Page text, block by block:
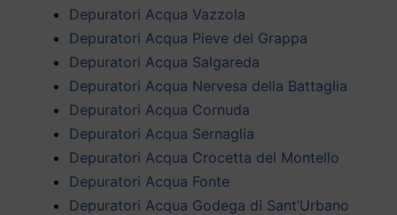
Depuratori Acqua Vazzola
Depuratori Acqua Pieve del Grappa
Depuratori Acqua Salgareda
Depuratori Acqua Nervesa della Battaglia
Depuratori Acqua Cornuda
Depuratori Acqua Sernaglia
Depuratori Acqua Crocetta del Montello
Depuratori Acqua Fonte
Depuratori Acqua Godega di Sant’Urbano